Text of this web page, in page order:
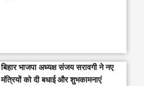
बिहार भाजपा अध्यक्ष संजय सरावगी ने नए
मंत्रियों को दी बधाई और शुभकामनाएं